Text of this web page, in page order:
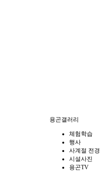
용곤갤러리
체험학습
행사
사계절 전경
시설사진
용곤TV